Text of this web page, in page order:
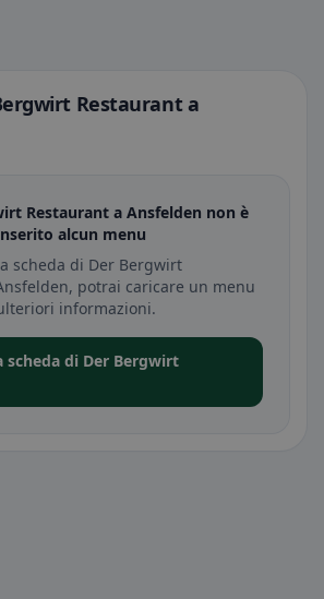
Restaurant a
Restaurant a Ansfelden non è
alcun menu
scheda di Der Bergwirt
potrai caricare un menu
informazioni.
scheda di Der Bergwirt